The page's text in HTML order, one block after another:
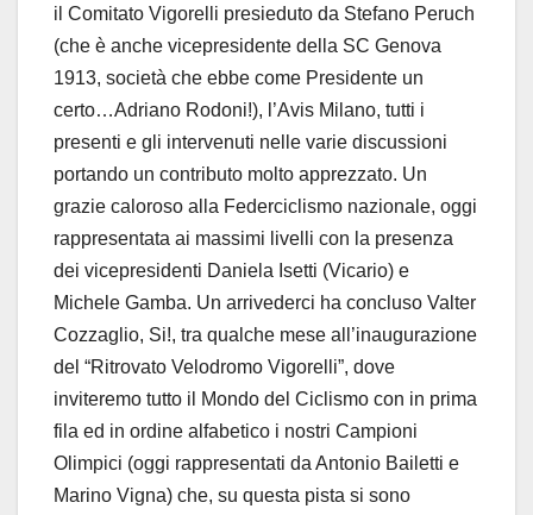
il Comitato Vigorelli presieduto da Stefano Peruch
(che è anche vicepresidente della SC Genova
1913, società che ebbe come Presidente un
certo…Adriano Rodoni!), l’Avis Milano, tutti i
presenti e gli intervenuti nelle varie discussioni
portando un contributo molto apprezzato. Un
grazie caloroso alla Federciclismo nazionale, oggi
rappresentata ai massimi livelli con la presenza
dei vicepresidenti Daniela Isetti (Vicario) e
Michele Gamba. Un arrivederci ha concluso Valter
Cozzaglio, Si!, tra qualche mese all’inaugurazione
del “Ritrovato Velodromo Vigorelli”, dove
inviteremo tutto il Mondo del Ciclismo con in prima
fila ed in ordine alfabetico i nostri Campioni
Olimpici (oggi rappresentati da Antonio Bailetti e
Marino Vigna) che, su questa pista si sono